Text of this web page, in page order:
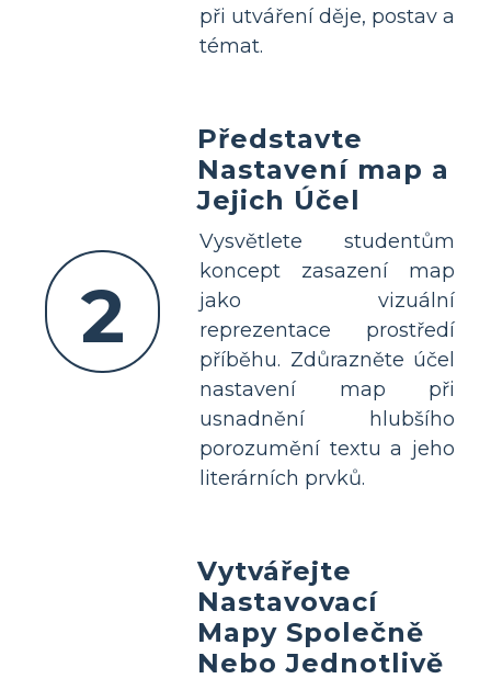
při utváření děje, postav a
témat.
2
Představte
Nastavení map a
Jejich Účel
Vysvětlete studentům
koncept zasazení map
jako vizuální
reprezentace prostředí
příběhu. Zdůrazněte účel
nastavení map při
usnadnění hlubšího
porozumění textu a jeho
literárních prvků.
Vytvářejte
Nastavovací
Mapy Společně
Nebo Jednotlivě